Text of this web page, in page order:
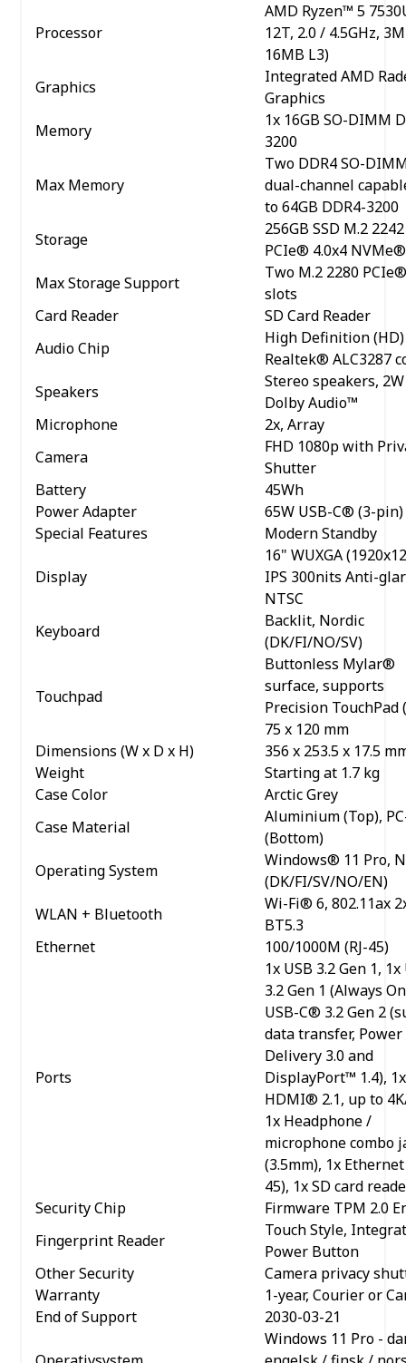
Processor
AMD Ryzen™ 5
12T, 2.0 / 4.5GHz,
16MB L3)
Graphics
Integrated AMD
Graphics
Memory
1x 16GB SO-DIMM
3200
Max Memory
Two DDR4 SO-
dual-channel
to 64GB DDR4-3200
Storage
256GB SSD M.2 2242
PCIe® 4.0x4 NVMe®
Max Storage Support
Two M.2 2280
slots
Card Reader
SD Card Reader
Audio Chip
High Definition
Realtek® ALC3287
Speakers
Stereo speakers,
Dolby Audio™
Microphone
2x, Array
Camera
FHD 1080p with
Shutter
Battery
45Wh
Power Adapter
65W USB-C® (3-pin)
Special Features
Modern Standby
Display
16" WUXGA
IPS 300nits Anti-
NTSC
Keyboard
Backlit, Nordic
(DK/FI/NO/SV)
Touchpad
Buttonless Mylar®
surface, supports
Precision TouchPad
75 x 120 mm
Dimensions (W x D x H)
356 x 253.5 x 17.5
Weight
Starting at 1.7 kg
Case Color
Arctic Grey
Case Material
Aluminium (Top),
(Bottom)
Operating System
Windows® 11 Pro,
(DK/FI/SV/NO/EN)
WLAN + Bluetooth
Wi-Fi® 6, 802.11ax
BT5.3
Ethernet
100/1000M (RJ-45)
Ports
1x USB 3.2 Gen 1, 1x
3.2 Gen 1 (Always
USB-C® 3.2 Gen 2
data transfer, Power
Delivery 3.0 and
DisplayPort™ 1.4), 1x
HDMI® 2.1, up to
1x Headphone /
microphone combo
(3.5mm), 1x Ethernet
45), 1x SD card
Security Chip
Firmware TPM 2.0
Fingerprint Reader
Touch Style,
Power Button
Other Security
Camera privacy
Warranty
1-year, Courier or
End of Support
2030-03-21
Windows 11 Pro -